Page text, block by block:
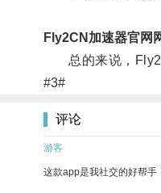
Fly2CN加速器官网
总的来说，
#3#
评论
游客
这款app是我社交的好帮手